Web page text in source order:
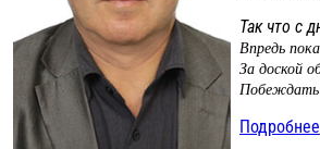
Так что с
Впредь
За доской
Побеждать
Подробнее